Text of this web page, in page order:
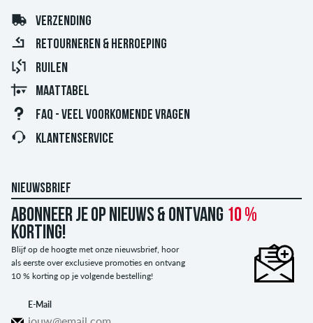
VERZENDING
RETOURNEREN & HERROEPING
RUILEN
MAATTABEL
FAQ - VEEL VOORKOMENDE VRAGEN
KLANTENSERVICE
NIEUWSBRIEF
Abonneer je op nieuws & ontvang 10 %
korting!
Blijf op de hoogte met onze nieuwsbrief, hoor
als eerste over exclusieve promoties en ontvang
10 % korting op je volgende bestelling!
E-Mail